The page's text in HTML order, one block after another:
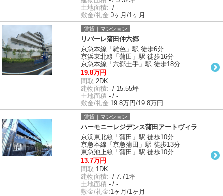
土地面積:- / -
敷金/礼金:0ヶ月/1ヶ月
賃貸｜マンション
リバーレ蒲田仲六郷
京急本線「雑色」駅 徒歩6分
京浜東北線「蒲田」駅 徒歩16分
京急本線「六郷土手」駅 徒歩18分
19.8万円
間取:2DK
建物面積:- / 15.55坪
土地面積:- / -
敷金/礼金:19.8万円/19.8万円
賃貸｜マンション
ハーモニーレジデンス蒲田アートヴィラ
京浜東北線「蒲田」駅 徒歩10分
京急本線「京急蒲田」駅 徒歩13分
東急池上線「蒲田」駅 徒歩10分
13.7万円
間取:1DK
建物面積:- / 7.71坪
土地面積:- / -
敷金/礼金:1ヶ月/1ヶ月